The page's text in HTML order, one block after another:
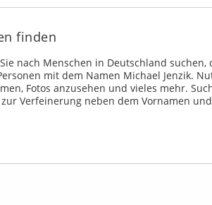
finden
nach Menschen in Deutschland suchen,
mit dem Namen Michael Jenzik.
Fotos anzusehen und vieles mehr.
Verfeinerung neben dem Vornamen